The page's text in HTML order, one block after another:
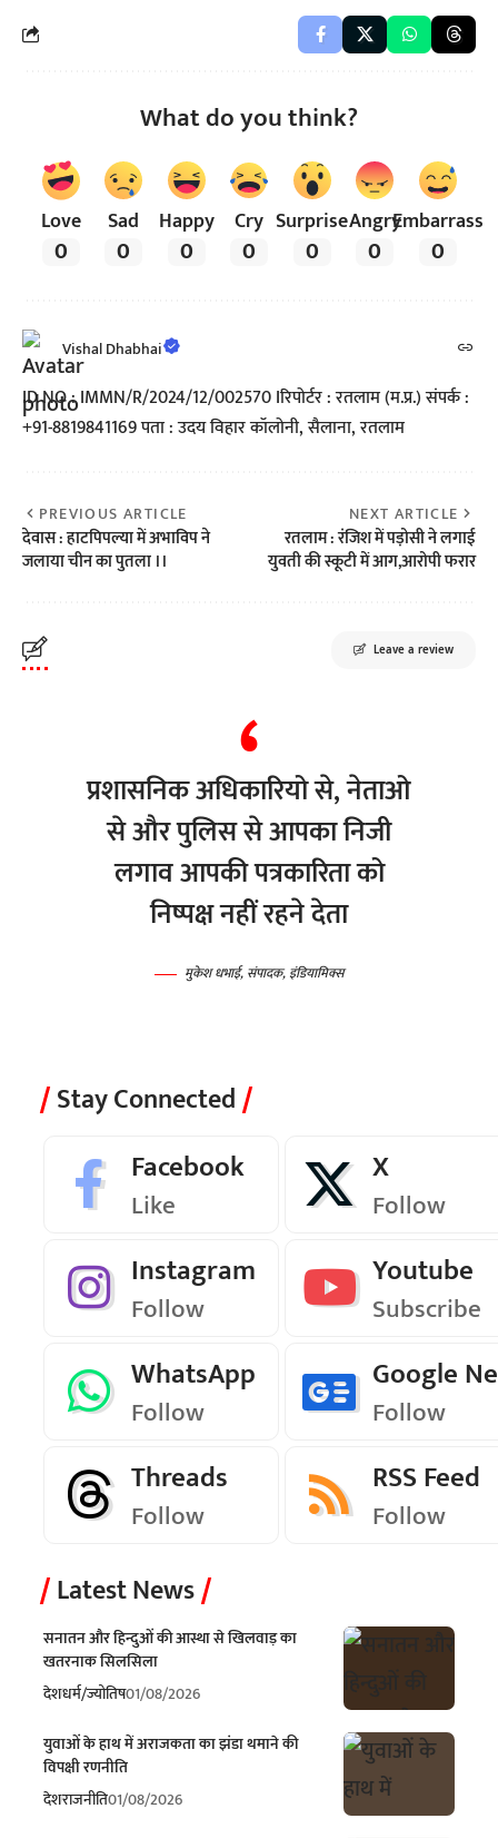
What do you think?
Love
0
Sad
0
Happy
0
Cry
0
Surprise
0
Angry
0
Embarrass
0
Vishal Dhabhai
ID NO : IMMN/R/2024/12/002570 Iरिपोर्टर : रतलाम (म.प्र.) संपर्क :
+91-8819841169 पता : उदय विहार कॉलोनी, सैलाना, रतलाम
PREVIOUS ARTICLE
देवास : हाटपिपल्या में अभाविप ने
जलाया चीन का पुतला ।।
NEXT ARTICLE
रतलाम : रंजिश में पड़ोसी ने लगाई
युवती की स्कूटी में आग,आरोपी फरार
Leave a review
प्रशासनिक अधिकारियो से, नेताओ
से और पुलिस से आपका निजी
लगाव आपकी पत्रकारिता को
निष्पक्ष नहीं रहने देता
मुकेश धभाई, संपादक, इंडियामिक्स
Stay Connected
Facebook
Like
X
Follow
Instagram
Follow
Youtube
Subscribe
WhatsApp
Follow
Google
Follow
Threads
Follow
RSS Feed
Follow
Latest News
सनातन और हिन्दुओं की आस्था से खिलवाड़ का
खतरनाक सिलसिला
देशधर्म/ज्योतिष01/08/2026
युवाओं के हाथ में अराजकता का झंडा थमाने की
विपक्षी रणनीति
देशराजनीति01/08/2026